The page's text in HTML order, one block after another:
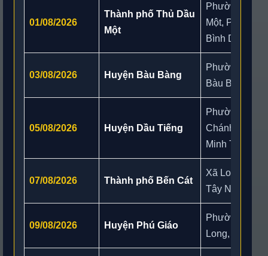
01/08/2026
Thành phố Thủ Dầu
Một
Phường Phú
Một, Phường
Bình Dương
03/08/2026 Huyện Bàu Bàng
Phường Phú
Bàu Bàng,
05/08/2026 Huyện Dầu Tiếng
Phường
Chánh Phú
Minh Thạnh
07/08/2026 Thành phố Bến Cát
Xã Long
Tây Nam,
09/08/2026 Huyện Phú Giáo
Phường Hòa
Long, Xã